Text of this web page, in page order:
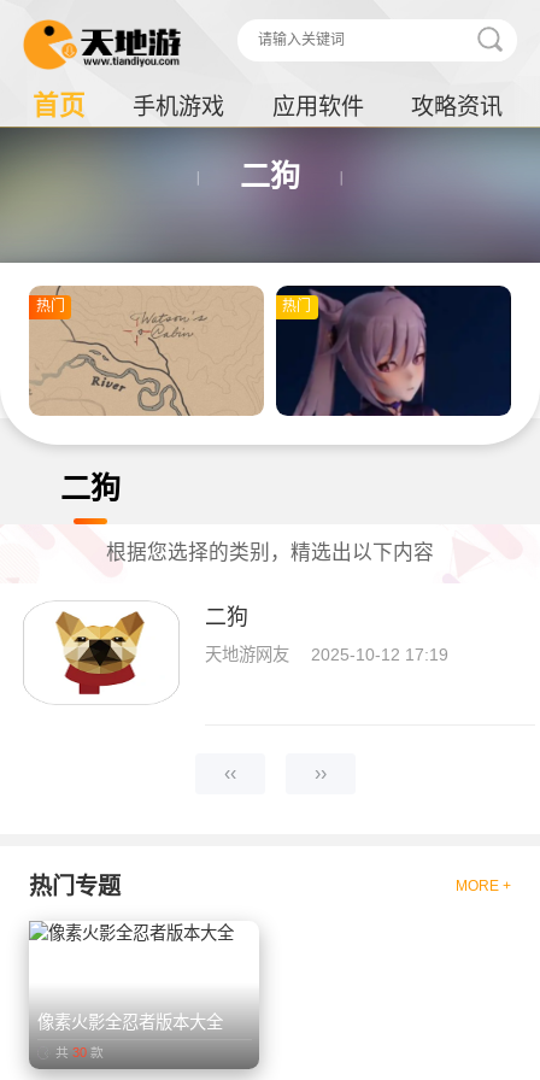
首页 手机游戏 应用软件 攻略资讯
二狗
热门 热门
二狗
根据您选择的类别，精选出以下内容
二狗
天地游网友 2025-10-12 17:19
‹‹ ››
热门专题 MORE +
像素火影全忍者版本大全
共 30 款